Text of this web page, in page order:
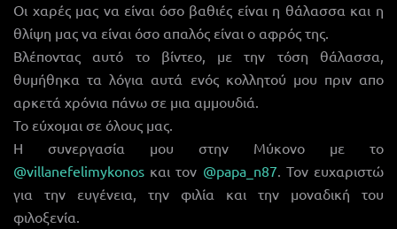
Οι χαρές μας να είναι όσο βαθιές είναι η θάλασσα και η
θλίψη μας να είναι όσο απαλός είναι ο αφρός της.
Βλέποντας αυτό το βίντεο, με την τόση θάλασσα,
θυμήθηκα τα λόγια αυτά ενός κολλητού μου πριν απο
αρκετά χρόνια πάνω σε μια αμμουδιά.
Το εύχομαι σε όλους μας.
Η συνεργασία μου στην Μύκονο με το
@villanefelimykonos και τον @papa_n87 . Τον ευχαριστώ
για την ευγένεια, την φιλία και την μοναδική του
φιλοξενία.